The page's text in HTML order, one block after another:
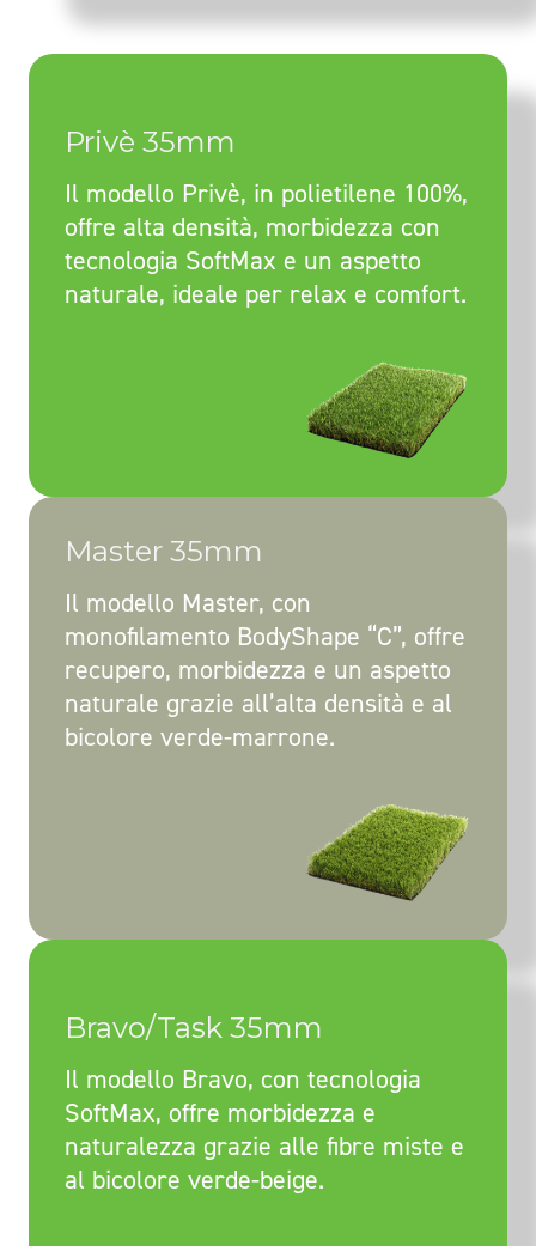
Privè 35mm
Il modello Privè, in polietilene 100%,
offre alta densità, morbidezza con
tecnologia SoftMax e un aspetto
naturale, ideale per relax e comfort.
Master 35mm
Il modello Master, con
monofilamento BodyShape “C”, offre
recupero, morbidezza e un aspetto
naturale grazie all’alta densità e al
bicolore verde-marrone.
Bravo/Task 35mm
Il modello Bravo, con tecnologia
SoftMax, offre morbidezza e
naturalezza grazie alle fibre miste e
al bicolore verde-beige.